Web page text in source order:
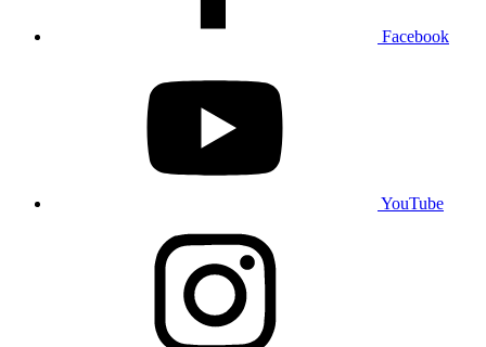
Facebook
YouTube